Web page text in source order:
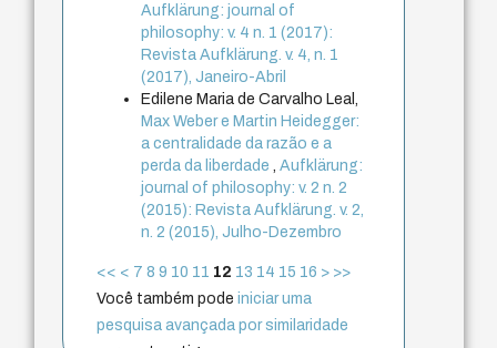
Aufklärung: journal of
philosophy: v. 4 n. 1 (2017):
Revista Aufklärung. v. 4, n. 1
(2017), Janeiro-Abril
Edilene Maria de Carvalho Leal,
Max Weber e Martin Heidegger:
a centralidade da razão e a
perda da liberdade
,Aufklärung:
journal of philosophy: v. 2 n. 2
(2015): Revista Aufklärung. v. 2,
n. 2 (2015), Julho-Dezembro
<< < 7 8 9 10 11 12 13 14 15 16 > >>
Você também podeiniciar uma
pesquisa avançada por similaridade